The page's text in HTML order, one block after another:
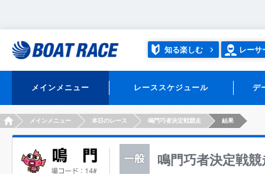
知る楽しむ レーサ
メインメニュー レーススケジュール デ
HOMEメインメニュー 本日のレース 鳴門巧者決定戦競走 結果
鳴門巧者決定戦競